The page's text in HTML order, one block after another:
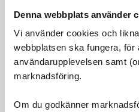
Denna webbplats använder
Vi använder cookies och
webbplatsen ska fungera, för
användarupplevelsen samt
marknadsföring.
Om du godkänner
Storlek: 10"x2 (54-
Hållbar och slitstark
Detta däck är ett utmärkt
söker kvalitet, säkerhet